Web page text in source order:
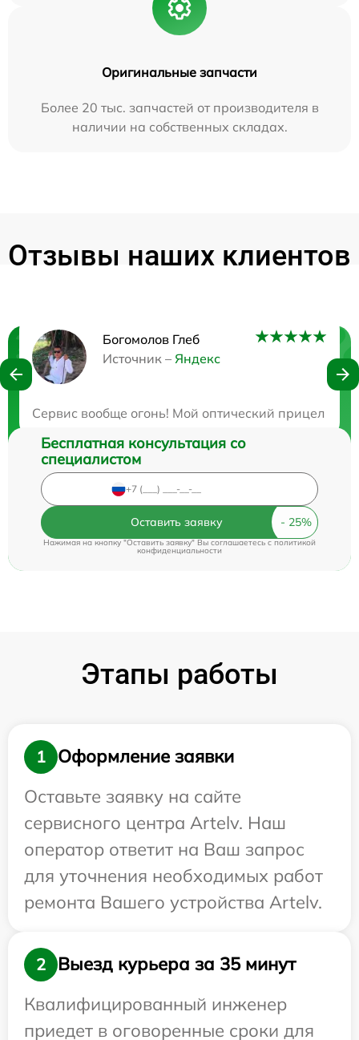
Оригинальные запчасти
Более 20 тыс. запчастей от производителя в
наличии на собственных складах.
Отзывы наших клиентов
Богомолов Глеб
Источник – Яндекс
Сервис вообще огонь! Мой оптический прицел
Нужна консультация?
Бесплатная консультация со
специалистом
Оставить заявку
Нажимая на кнопку "Оставить заявку" Вы соглашаетесь cполитикой
конфиденциальности
Этапы работы
1
Оформление заявки
Оставьте заявку на сайте
сервисного центра Artelv. Наш
оператор ответит на Ваш запрос
для уточнения необходимых работ
ремонта Вашего устройства Artelv.
2
Выезд курьера за 35 минут
Квалифицированный инженер
приедет в оговоренные сроки для